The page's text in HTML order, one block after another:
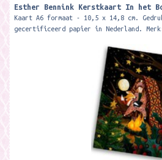
Esther Bennink Kerstkaart In het
Kaart A6 formaat - 10,5 x 14,8 cm.
gecertificeerd papier in Nederland.